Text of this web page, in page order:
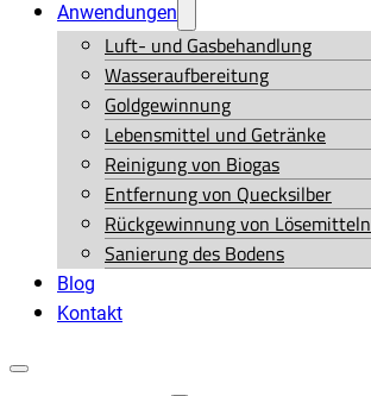
Anwendungen
Luft- und Gasbehandlung
Wasseraufbereitung
Goldgewinnung
Lebensmittel und Getränke
Reinigung von Biogas
Entfernung von Quecksilber
Rückgewinnung von Lösemitteln
Sanierung des Bodens
Blog
Kontakt